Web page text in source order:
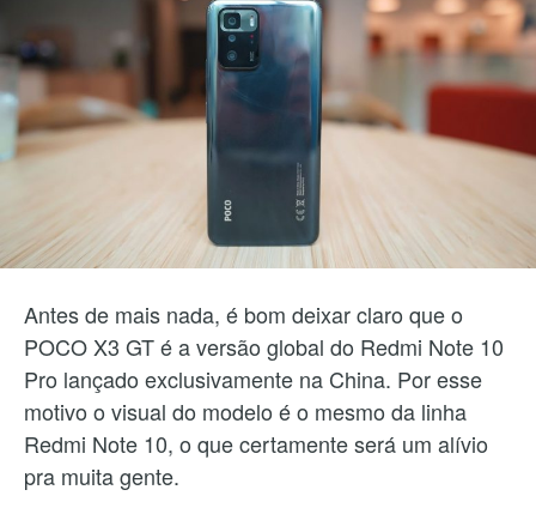
Antes de mais nada, é bom deixar claro que o
POCO X3 GT é a versão global do Redmi Note 10
Pro lançado exclusivamente na China. Por esse
motivo o visual do modelo é o mesmo da linha
Redmi Note 10, o que certamente será um alívio
pra muita gente.